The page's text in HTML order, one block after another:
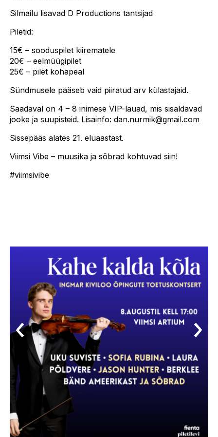
Silmailu lisavad D Productions tantsijad
Piletid:
15€ – sooduspilet kiirematele
20€ – eelmüügipilet
25€ – pilet kohapeal
Sündmusele pääseb vaid piiratud arv külastajaid.
Saadaval on 4 – 8 inimese VIP-lauad, mis sisaldavad
jooke ja suupisteid. Lisainfo: dan.nurmik@gmail.com
Sissepääs alates 21. eluaastast.
Viimsi Vibe – muusika ja sõbrad kohtuvad siin!
#viimsivibe